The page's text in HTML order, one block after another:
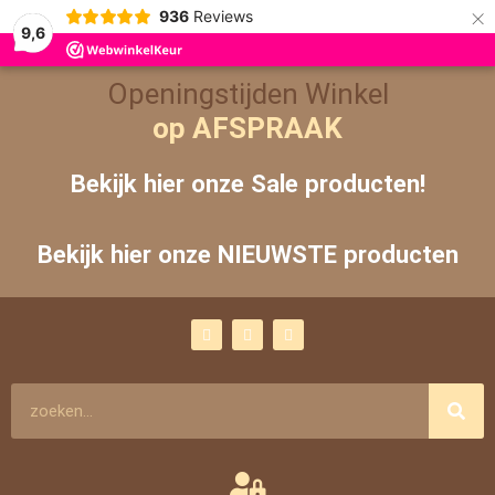
9,6
936 Reviews ×
Openingstijden Winkel
op AFSPRAAK
Bekijk hier onze Sale producten!
Bekijk hier onze NIEUWSTE producten
a
c
n
s
m
o
u